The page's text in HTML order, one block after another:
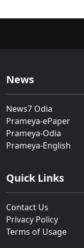
News
News7 Odia
Prameya-ePaper
Prameya-Odia
Prameya-English
Quick Links
Contact Us
Privacy Policy
Terms of Usage